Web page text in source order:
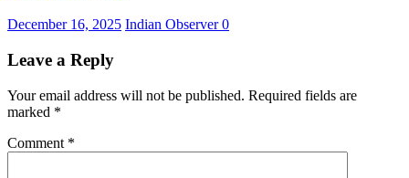
December 16, 2025 Indian Observer0
Leave a Reply
Your email address will not be published. Required fields are
marked *
Comment *